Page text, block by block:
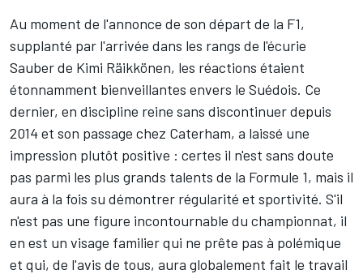
Au moment de l'annonce de son départ de la F1,
supplanté par l'arrivée dans les rangs de l'écurie
Sauber de Kimi Räikkönen, les réactions étaient
étonnamment bienveillantes envers le Suédois. Ce
dernier, en discipline reine sans discontinuer depuis
2014 et son passage chez Caterham, a laissé une
impression plutôt positive : certes il n'est sans doute
pas parmi les plus grands talents de la Formule 1, mais il
aura à la fois su démontrer régularité et sportivité. S'il
n'est pas une figure incontournable du championnat, il
en est un visage familier qui ne prête pas à polémique
et qui, de l'avis de tous, aura globalement fait le travail